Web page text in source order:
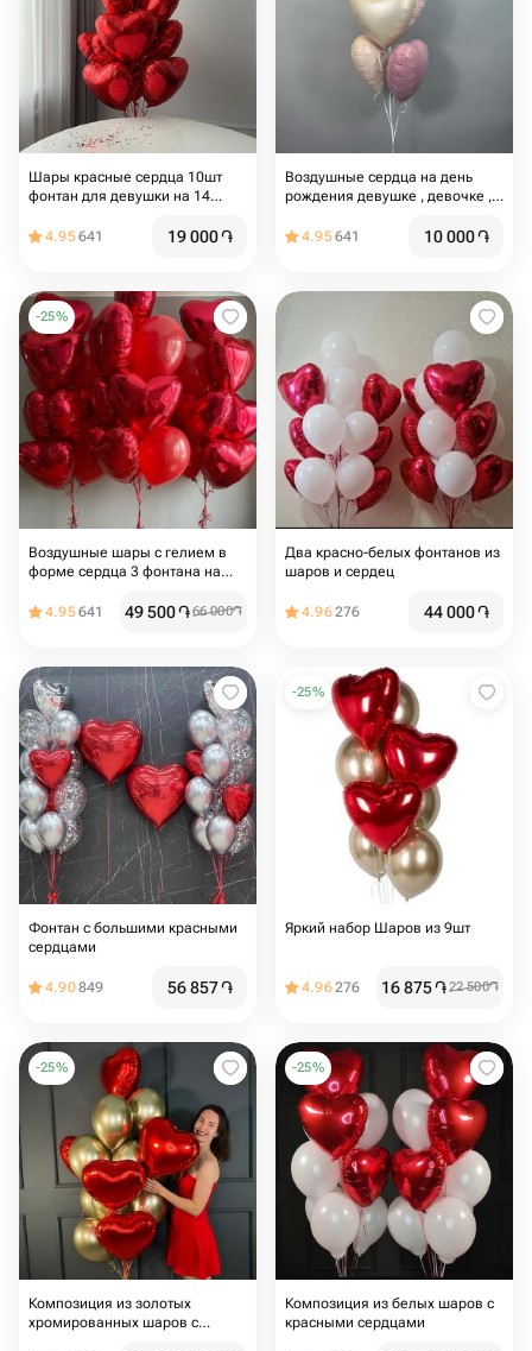
Шары красные сердца 10шт
фонтан для девушки на 14
4.95641 19 000֏
Воздушные сердца на день
рождения девушке , девочке ,
для влюбленных ,на свадьбу
4.95641 10 000֏
-25%
Воздушные шары с гелием в
форме сердца 3 фонтана на
4.95641 49 500֏66 000֏
Два красно-белых фонтанов из
шаров и сердец
4.96276 44 000֏
Фонтан с большими красными
сердцами
4.90849 56 857֏
-25%
Яркий набор Шаров из 9шт
4.96276 16 875֏22 500֏
-25%
Композиция из золотых
хромированных шаров с
-25%
Композиция из белых шаров с
красными сердцами